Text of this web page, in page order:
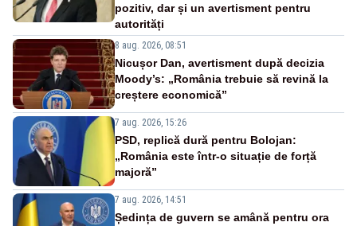
pozitiv, dar și un avertisment pentru
autorități
8 aug. 2026, 08:51
Nicușor Dan, avertisment după decizia
Moody’s: „România trebuie să revină la
creștere economică”
7 aug. 2026, 15:26
PSD, replică dură pentru Bolojan:
„România este într-o situație de forță
majoră”
7 aug. 2026, 14:51
Ședința de guvern se amână pentru ora